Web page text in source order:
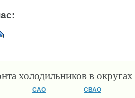
холодильников в
САО СВАО